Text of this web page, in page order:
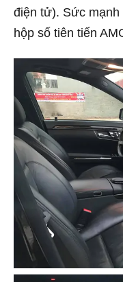
điện tử). Sức
hộp số tiên tiến